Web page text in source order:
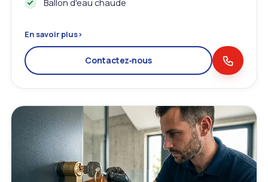
Ballon d'eau chaude
En savoir plus›
Contactez‑nous